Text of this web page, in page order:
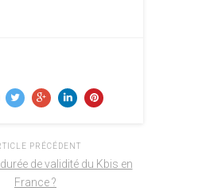
PRÉCÉDENT
de validité du Kbis en
France ?